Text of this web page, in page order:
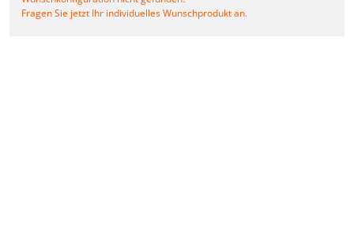
Fragen Sie jetzt Ihr individuelles Wunschprodukt an.